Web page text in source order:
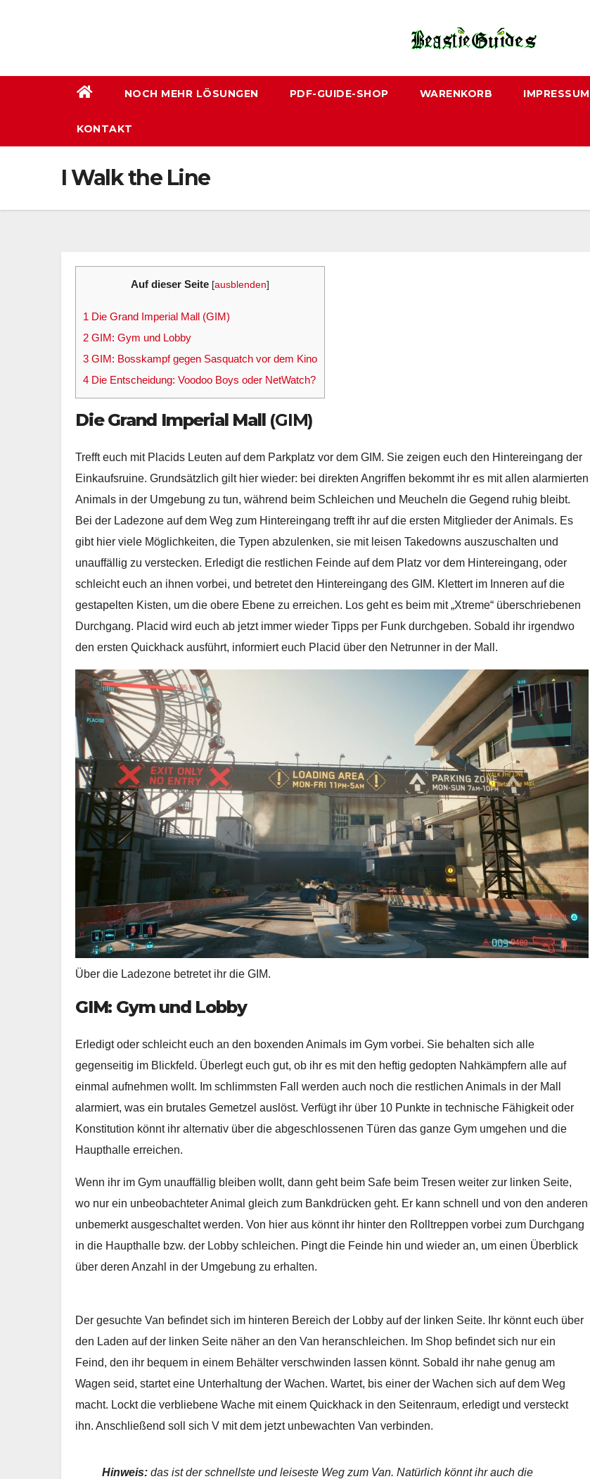
NOCH MEHR LÖSUNGEN PDF-GUIDE-SHOP WARENKORB IMPRESSUM
KONTAKT
I Walk the Line
Auf dieser Seite [ausblenden]
1 Die Grand Imperial Mall (GIM)
2 GIM: Gym und Lobby
3 GIM: Bosskampf gegen Sasquatch vor dem Kino
4 Die Entscheidung: Voodoo Boys oder NetWatch?
Die Grand Imperial Mall(GIM)
Trefft euch mit Placids Leuten auf dem Parkplatz vor dem GIM. Sie zeigen euch den Hintereingang der
Einkaufsruine. Grundsätzlich gilt hier wieder: bei direkten Angriffen bekommt ihr es mit allen alarmierten
Animals in der Umgebung zu tun, während beim Schleichen und Meucheln die Gegend ruhig bleibt.
Bei der Ladezone auf dem Weg zum Hintereingang trefft ihr auf die ersten Mitglieder der Animals. Es
gibt hier viele Möglichkeiten, die Typen abzulenken, sie mit leisen Takedowns auszuschalten und
unauffällig zu verstecken. Erledigt die restlichen Feinde auf dem Platz vor dem Hintereingang, oder
schleicht euch an ihnen vorbei, und betretet den Hintereingang des GIM. Klettert im Inneren auf die
gestapelten Kisten, um die obere Ebene zu erreichen. Los geht es beim mit „Xtreme“ überschriebenen
Durchgang. Placid wird euch ab jetzt immer wieder Tipps per Funk durchgeben. Sobald ihr irgendwo
den ersten Quickhack ausführt, informiert euch Placid über den Netrunner in der Mall.
Über die Ladezone betretet ihr die GIM.
GIM: Gym und Lobby
Erledigt oder schleicht euch an den boxenden Animals im Gym vorbei. Sie behalten sich alle
gegenseitig im Blickfeld. Überlegt euch gut, ob ihr es mit den heftig gedopten Nahkämpfern alle auf
einmal aufnehmen wollt. Im schlimmsten Fall werden auch noch die restlichen Animals in der Mall
alarmiert, was ein brutales Gemetzel auslöst. Verfügt ihr über 10 Punkte in technische Fähigkeit oder
Konstitution könnt ihr alternativ über die abgeschlossenen Türen das ganze Gym umgehen und die
Haupthalle erreichen.
Wenn ihr im Gym unauffällig bleiben wollt, dann geht beim Safe beim Tresen weiter zur linken Seite,
wo nur ein unbeobachteter Animal gleich zum Bankdrücken geht. Er kann schnell und von den anderen
unbemerkt ausgeschaltet werden. Von hier aus könnt ihr hinter den Rolltreppen vorbei zum Durchgang
in die Haupthalle bzw. der Lobby schleichen. Pingt die Feinde hin und wieder an, um einen Überblick
über deren Anzahl in der Umgebung zu erhalten.
Der gesuchte Van befindet sich im hinteren Bereich der Lobby auf der linken Seite. Ihr könnt euch über
den Laden auf der linken Seite näher an den Van heranschleichen. Im Shop befindet sich nur ein
Feind, den ihr bequem in einem Behälter verschwinden lassen könnt. Sobald ihr nahe genug am
Wagen seid, startet eine Unterhaltung der Wachen. Wartet, bis einer der Wachen sich auf dem Weg
macht. Lockt die verbliebene Wache mit einem Quickhack in den Seitenraum, erledigt und versteckt
ihn. Anschließend soll sich V mit dem jetzt unbewachten Van verbinden.
Hinweis: das ist der schnellste und leiseste Weg zum Van. Natürlich könnt ihr auch die